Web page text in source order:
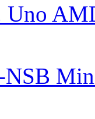
Uno
NSB